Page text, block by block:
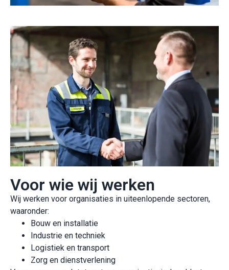
Voor wie wij werken
Wij werken voor organisaties in uiteenlopende sectoren,
waaronder:
Bouw en installatie
Industrie en techniek
Logistiek en transport
Zorg en dienstverlening